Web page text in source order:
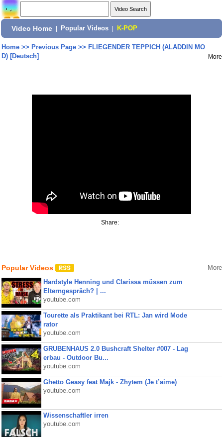
Video Home Popular Videos K-POP
Home>> Previous Page>> FLIEGENDER TEPPICH (ALADDIN MO
D) [Deutsch]
More
Share:
Popular Videos More
Hardstyle Henning und Clarissa müssen zum
Elterngespräch? | ...
youtube.com
Tourette als Praktikant bei RTL: Jan wird Mode
rator
youtube.com
GRUBENHAUS 2.0 Bushcraft Shelter #007 - Lag
erbau - Outdoor Bu...
youtube.com
Ghetto Geasy feat Majk - Zhytem (Je t’aime)
youtube.com
Wissenschaftler irren
youtube.com